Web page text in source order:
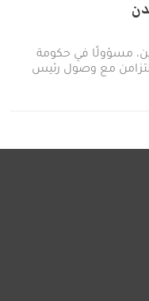
مسؤولًا في حكومة
مع وصول رئيس